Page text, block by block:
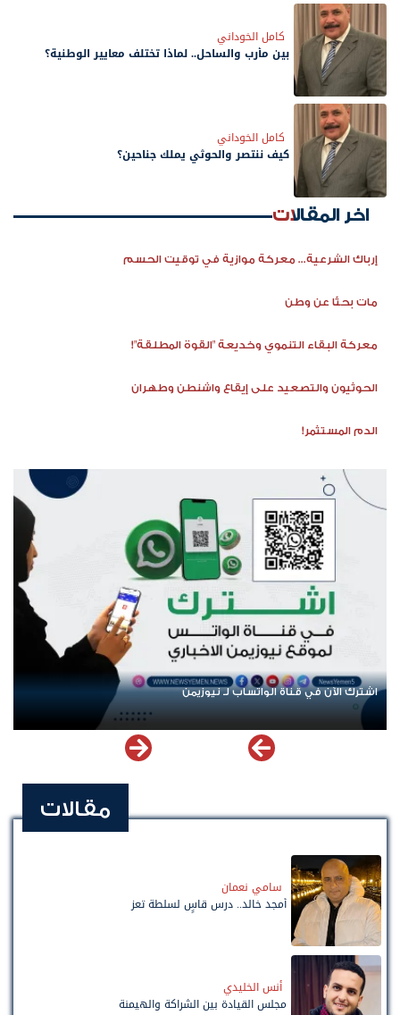
كامل الخوداني
بين مأرب والساحل.. لماذا تختلف معايير الوطنية؟
كامل الخوداني
كيف ننتصر والحوثي يملك جناحين؟
اخر المقالات
إرباك الشرعية... معركة موازية في توقيت الحسم
مات بحثًا عن وطن
معركة البقاء التنموي وخديعة "القوة المطلقة"!
الحوثيون والتصعيد على إيقاع واشنطن وطهران
الدم المستثمر!
اشترك الآن في قناة الواتساب لـ نيوزيمن
مقالات
سامي نعمان
أمجد خالد.. درس قاسٍ لسلطة تعز
أنس الخليدي
مجلس القيادة بين الشراكة والهيمنة